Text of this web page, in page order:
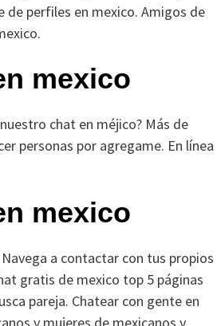
de perfiles en mexico. Amigos de
mexico
chat en méjico? Más de
personas por agregame. En línea
mexico
a contactar con tus propios
gratis de mexico top 5 páginas
pareja. Chatear con gente en